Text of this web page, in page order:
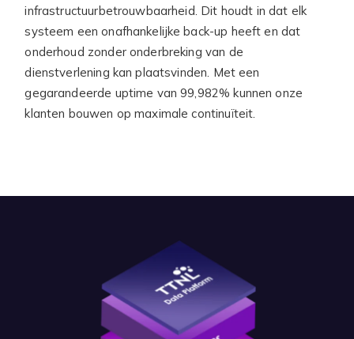
infrastructuurbetrouwbaarheid. Dit houdt in dat elk
systeem een onafhankelijke back-up heeft en dat
onderhoud zonder onderbreking van de
dienstverlening kan plaatsvinden. Met een
gegarandeerde uptime van 99,982% kunnen onze
klanten bouwen op maximale continuïteit.